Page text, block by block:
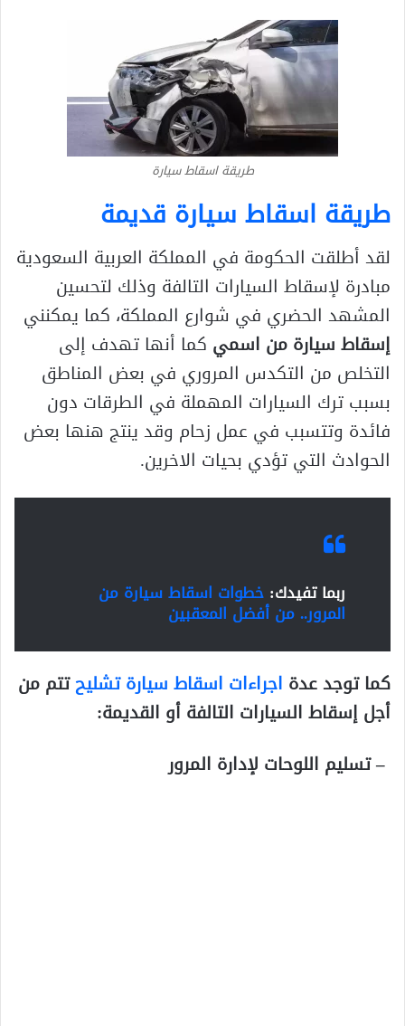
طريقة اسقاط سيارة
طريقة اسقاط سيارة قديمة
لقد أطلقت الحكومة في المملكة العربية السعودية
مبادرة لإسقاط السيارات التالفة وذلك لتحسين
المشهد الحضري في شوارع المملكة، كما يمكنني
إسقاط سيارة من اسمي كما أنها تهدف إلى
التخلص من التكدس المروري في بعض المناطق
بسبب ترك السيارات المهملة في الطرقات دون
فائدة وتتسبب في عمل زحام وقد ينتج هنها بعض
الحوادث التي تؤدي بحيات الاخرين.
ربما تفيدك: خطوات اسقاط سيارة من
المرور.. من أفضل المعقبين
كما توجد عدة اجراءات اسقاط سيارة تشليحتتم من
أجل إسقاط السيارات التالفة أو القديمة:
– تسليم اللوحات لإدارة المرور